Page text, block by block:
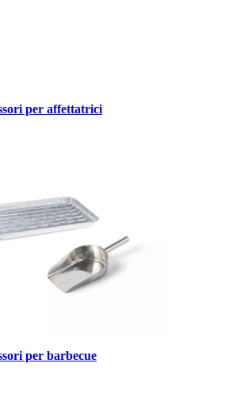
per affettatrici
per barbecue